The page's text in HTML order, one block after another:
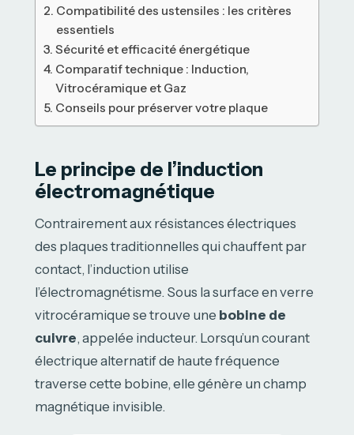
Compatibilité des ustensiles : les critères
essentiels
Sécurité et efficacité énergétique
Comparatif technique : Induction,
Vitrocéramique et Gaz
Conseils pour préserver votre plaque
Le principe de l’induction
électromagnétique
Contrairement aux résistances électriques
des plaques traditionnelles qui chauffent par
contact, l’induction utilise
l’électromagnétisme. Sous la surface en verre
vitrocéramique se trouve une bobine de
cuivre, appelée inducteur. Lorsqu’un courant
électrique alternatif de haute fréquence
traverse cette bobine, elle génère un champ
magnétique invisible.